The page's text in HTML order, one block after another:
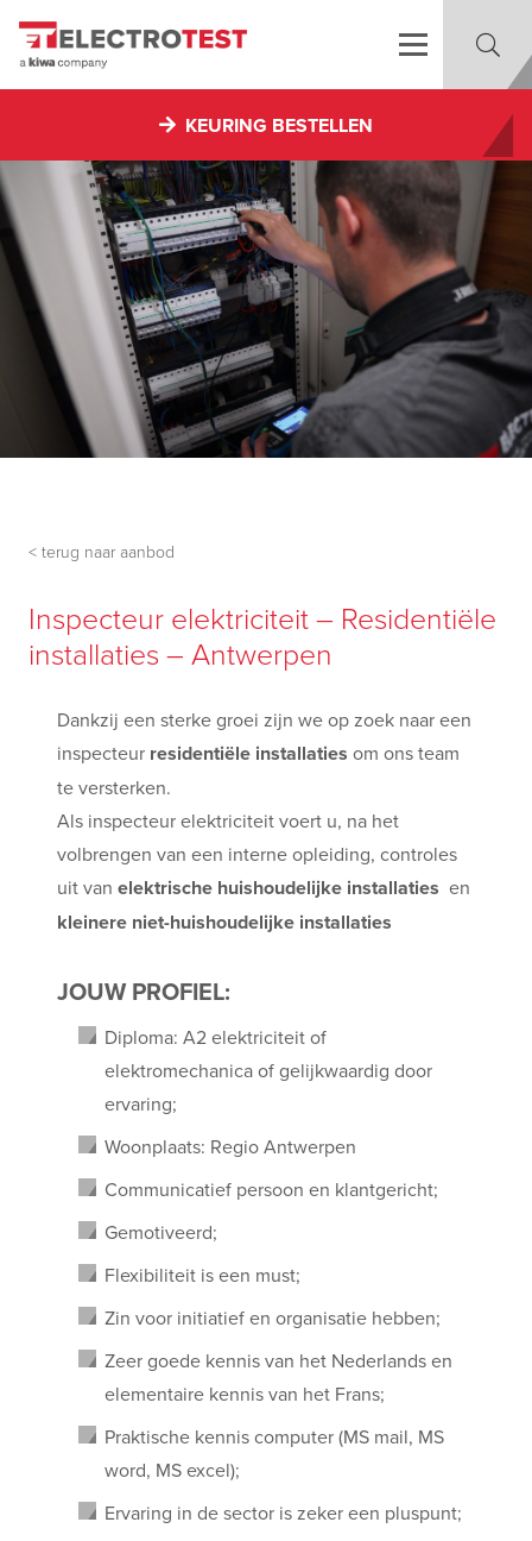
KEURING BESTELLEN
< terug naar aanbod
Inspecteur elektriciteit – Residentiële
installaties – Antwerpen
Dankzij een sterke groei zijn we op zoek naar een
inspecteur residentiële installaties om ons team
te versterken.
Als inspecteur elektriciteit voert u, na het
volbrengen van een interne opleiding, controles
uit van elektrische huishoudelijke installaties en
kleinere niet-huishoudelijke installaties
JOUW PROFIEL:
Diploma: A2 elektriciteit of
elektromechanica of gelijkwaardig door
ervaring;
Woonplaats: Regio Antwerpen
Communicatief persoon en klantgericht;
Gemotiveerd;
Flexibiliteit is een must;
Zin voor initiatief en organisatie hebben;
Zeer goede kennis van het Nederlands en
elementaire kennis van het Frans;
Praktische kennis computer (MS mail, MS
word, MS excel);
Ervaring in de sector is zeker een pluspunt;